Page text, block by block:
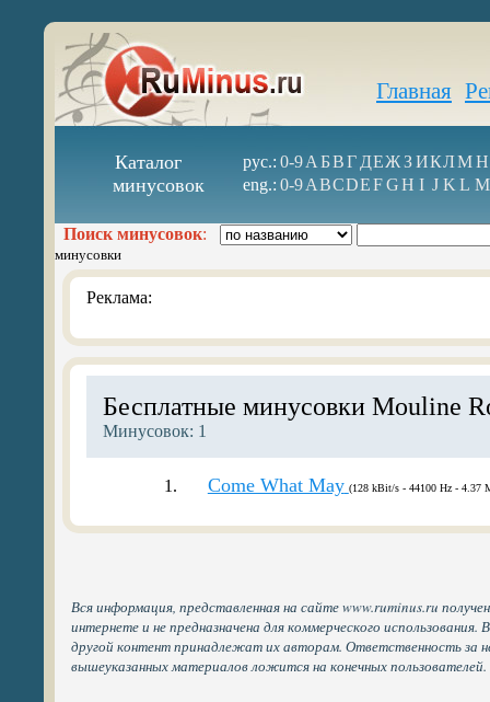
Главная
Каталог
минусовок
рус.: 0-9А БВГ ДЕЖ З ИКЛМН
eng.: 0-9ABCDEFGH I J K L M
Поиск минусовок:
минусовки
Реклама:
Бесплатные минусовки Mouline
Минусовок: 1
1. Come What May (128 kBit/s - 44100 Hz - 4.37
Вся информация, представленная на сайте www.ruminus.ru
интернете и не предназначена для коммерческого
другой контент принадлежат их авторам. Ответственность за
вышеуказанных материалов ложится на конечных пользователей.